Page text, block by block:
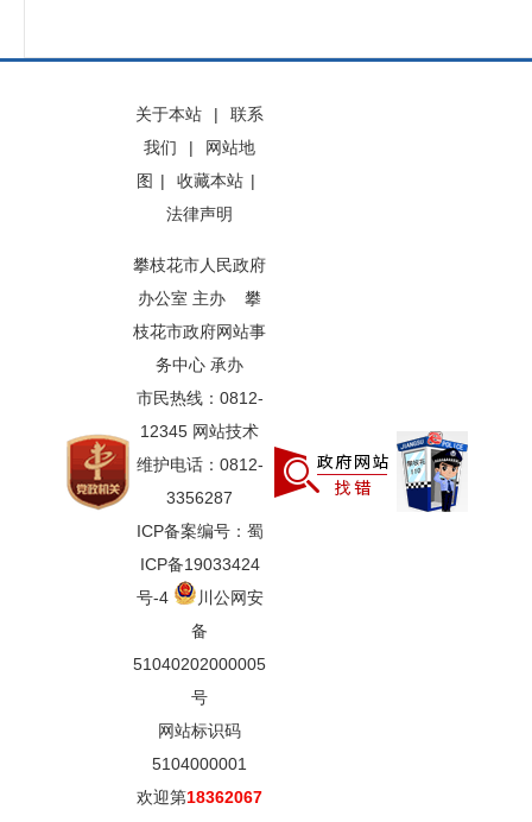
关于本站 |
联系
我们
|
网站地
图 | 收藏本站 |
法律声明
攀枝花市人民政府
办公室 主办 攀
枝花市政府网站事
务中心 承办
市民热线：0812-
12345 网站技术
维护电话：0812-
3356287
ICP备案编号：蜀
ICP备19033424
号-4
川公网安
备
51040202000005
号
网站标识码
5104000001
欢迎第18362067